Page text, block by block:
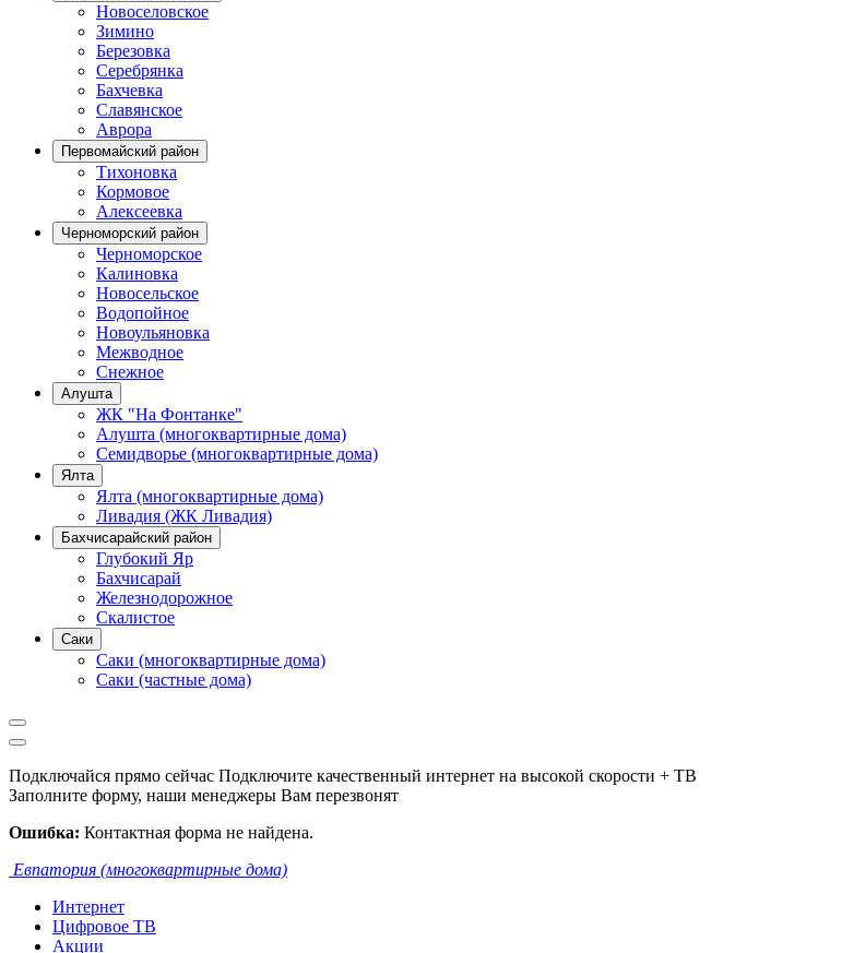
Новоселовское
Зимино
Березовка
Серебрянка
Бахчевка
Славянское
Аврора
Первомайский район
Тихоновка
Кормовое
Алексеевка
Черноморский район
Черноморское
Калиновка
Новосельское
Водопойное
Новоульяновка
Межводное
Снежное
Алушта
ЖК "На Фонтанке"
Алушта (многоквартирные дома)
Семидворье (многоквартирные дома)
Ялта
Ялта (многоквартирные дома)
Ливадия (ЖК Ливадия)
Бахчисарайский район
Глубокий Яр
Бахчисарай
Железнодорожное
Скалистое
Саки
Саки (многоквартирные дома)
Саки (частные дома)
Подключайся прямо сейчас Подключите качественный интернет на высокой скорости + ТВ
Заполните форму, наши менеджеры Вам перезвонят
Ошибка: Контактная форма не найдена.
Евпатория (многоквартирные дома)
Интернет
Цифровое ТВ
Акции